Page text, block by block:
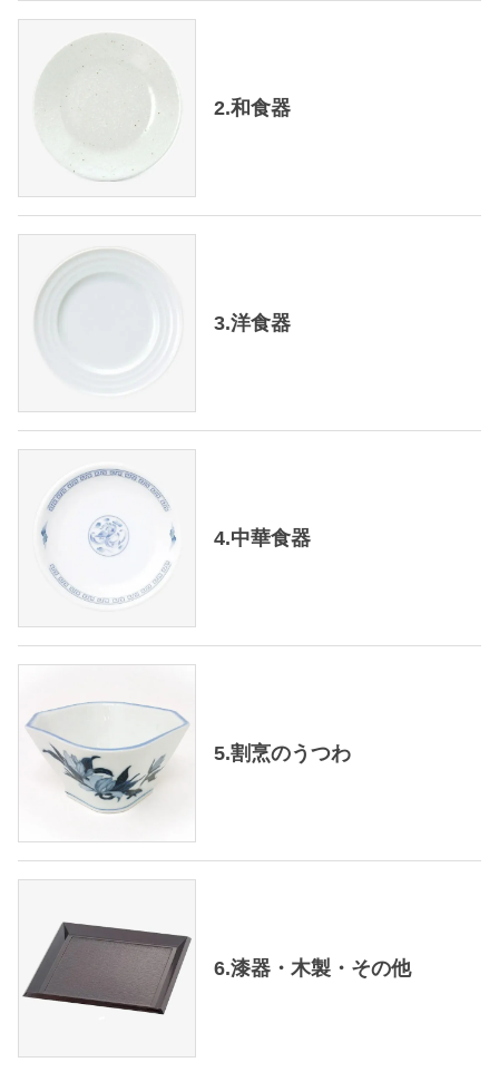
2.和食器
3.洋食器
4.中華食器
5.割烹のうつわ
6.漆器・木製・その他